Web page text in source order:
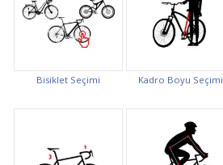
Bisiklet Seçimi Kadro Boyu Seçimi